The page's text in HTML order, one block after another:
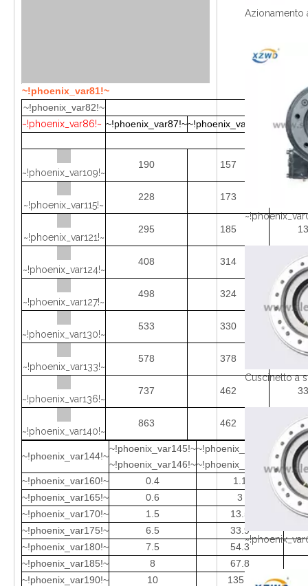
~!phoenix_var81!~
~!phoenix_var82!~
~!phoenix_var86!~ ~!phoenix_var87!~~!phoenix_var88!~
~!phoenix_var109!~
190 157
~!phoenix_var115!~
228 173
~!phoenix_var121!~
295 185
~!phoenix_var124!~
408 314
~!phoenix_var127!~
498 324
~!phoenix_var130!~
533 330
~!phoenix_var133!~
578 378
~!phoenix_var136!~
737 462
~!phoenix_var140!~
863 462
~!phoenix_var144!~
~!phoenix_var145!~
~!phoenix_var146!~
~!phoenix_var147!~
~!phoenix_var148!~
~!phoenix_var160!~
0.4
1.1
~!phoenix_var165!~
0.6
3
~!phoenix_var170!~
1.5
13.5
~!phoenix_var175!~
6.5
33.9
~!phoenix_var180!~
7.5
54.3
~!phoenix_var185!~
8
67.8
~!phoenix_var190!~
10
135.6